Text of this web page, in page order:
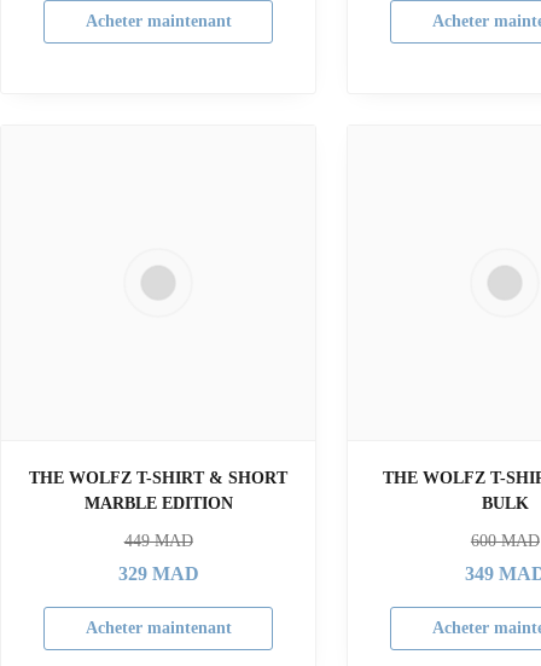
Acheter maintenant Acheter
THE WOLFZ T-SHIRT & SHORT
MARBLE EDITION
449MAD
329MAD
Acheter maintenant
THE WOLFZ T-
BULK
600MAD
349
Acheter